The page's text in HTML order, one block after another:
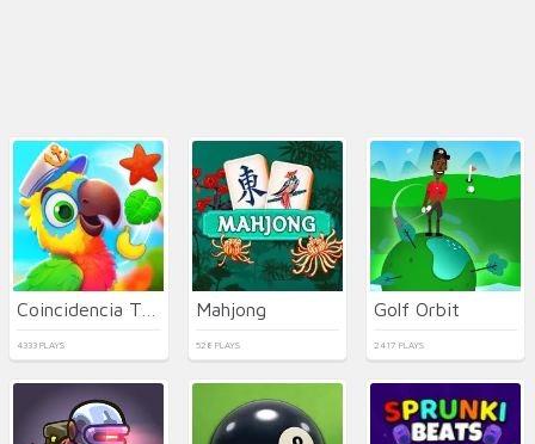
4333 PLAYS
Mahjong
528 PLAYS
Golf Orbit
2417 PLAYS